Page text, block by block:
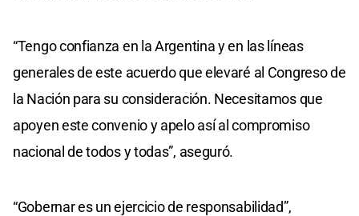
“Tengo confianza en la Argentina y en las líneas
generales de este acuerdo que elevaré al Congreso de
la Nación para su consideración. Necesitamos que
apoyen este convenio y apelo así al compromiso
nacional de todos y todas”, aseguró.
“Gobernar es un ejercicio de responsabilidad”,